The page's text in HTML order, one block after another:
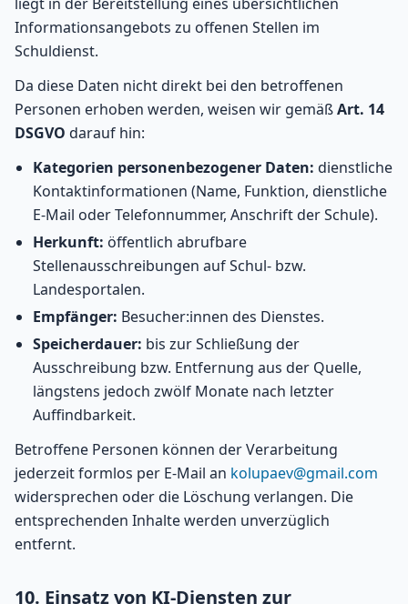
Informationsangebots zu offenen Stellen im
Schuldienst.
Da diese Daten nicht direkt bei den betroffenen
Personen erhoben werden, weisen wir gemäßArt. 14
DSGVO darauf hin:
Kategorien personenbezogener Daten: dienstliche
Kontaktinformationen (Name, Funktion, dienstliche
E-Mail oder Telefonnummer, Anschrift der Schule).
Herkunft: öffentlich abrufbare
Stellenausschreibungen auf Schul- bzw.
Landesportalen.
Empfänger: Besucher:innen des Dienstes.
Speicherdauer: bis zur Schließung der
Ausschreibung bzw. Entfernung aus der Quelle,
längstens jedoch zwölf Monate nach letzter
Auffindbarkeit.
Betroffene Personen können der Verarbeitung
jederzeit formlos per E-Mail an kolupaev@gmail.com
widersprechen oder die Löschung verlangen. Die
entsprechenden Inhalte werden unverzüglich
entfernt.
10. Einsatz von KI-Diensten zur